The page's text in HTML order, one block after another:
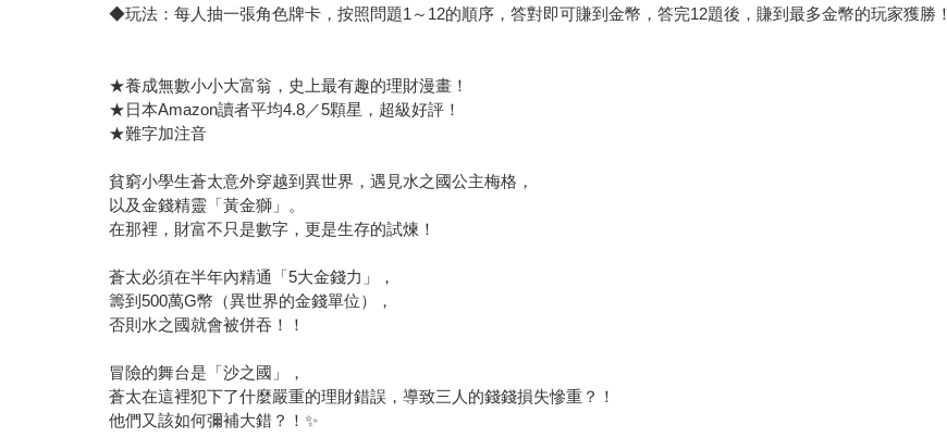
◆玩法：每人抽一張角色牌卡，按照問題1～12的順序，答對即可賺到金幣，答完12題後，賺到最多金幣的玩家獲勝！
★養成無數小小大富翁，史上最有趣的理財漫畫！
★日本Amazon讀者平均4.8／5顆星，超級好評！
★難字加注音
貧窮小學生蒼太意外穿越到異世界，遇見水之國公主梅格，
以及金錢精靈「黃金獅」。
在那裡，財富不只是數字，更是生存的試煉！
蒼太必須在半年內精通「5大金錢力」，
籌到500萬G幣（異世界的金錢單位），
否則水之國就會被併吞！！
冒險的舞台是「沙之國」，
蒼太在這裡犯下了什麼嚴重的理財錯誤，導致三人的錢錢損失慘重？！
他們又該如何彌補大錯？！✨